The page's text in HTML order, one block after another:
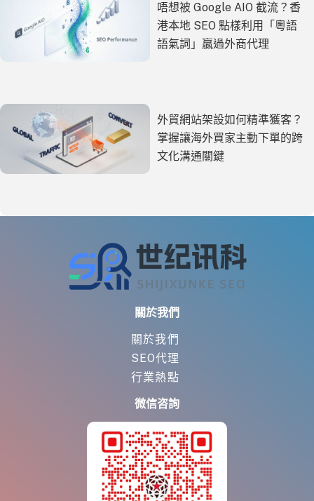
唔想被 Google AIO 截流？香
港本地 SEO 點樣利用「粵語
語氣詞」贏過外商代理
外貿網站架設如何精準獲客？
掌握讓海外買家主動下單的跨
文化溝通關鍵
關於我們
關於我們
SEO代理
行業熱點
微信咨詢